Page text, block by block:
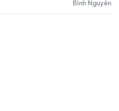
Bình Nguyên